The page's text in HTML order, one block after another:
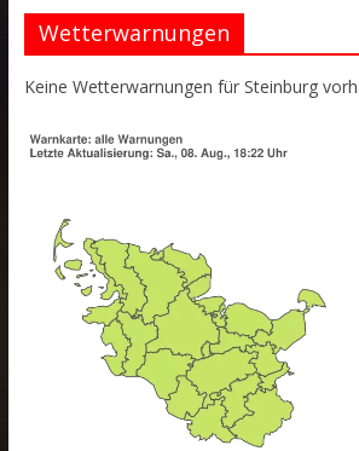
Wetterwarnungen
Keine Wetterwarnungen für Steinburg